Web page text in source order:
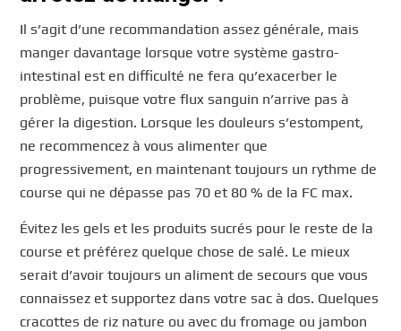
Il s’agit d’une recommandation assez générale, mais
manger davantage lorsque votre système gastro-
intestinal est en difficulté ne fera qu’exacerber le
problème, puisque votre flux sanguin n’arrive pas à
gérer la digestion. Lorsque les douleurs s’estompent,
ne recommencez à vous alimenter que
progressivement, en maintenant toujours un rythme de
course qui ne dépasse pas 70 et 80 % de la FC max.
Évitez les gels et les produits sucrés pour le reste de la
course et préférez quelque chose de salé. Le mieux
serait d’avoir toujours un aliment de secours que vous
connaissez et supportez dans votre sac à dos. Quelques
cracottes de riz nature ou avec du fromage ou jambon